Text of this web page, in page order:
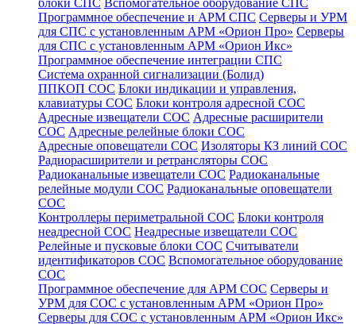
блоки СПС Вспомогательное оборудование СПС
Программное обеспечение и АРМ СПС Серверы и УРМ
для СПС с установленным АРМ «Орион Про» Серверы
для СПС с установленным АРМ «Орион Икс»
Программное обеспечение интеграции СПС
Система охранной сигнализации (Болид)
ППКОП СОС Блоки индикации и управления,
клавиатуры СОС Блоки контроля адресной СОС
Адресные извещатели СОС Адресные расширители
СОС Адресные релейные блоки СОС
Адресные оповещатели СОС Изоляторы КЗ линий СОС
Радиорасширители и ретрансляторы СОС
Радиоканальные извещатели СОС Радиоканальные
релейные модули СОС Радиоканальные оповещатели
СОС
Контроллеры периметральной СОС Блоки контроля
неадресной СОС Неадресные извещатели СОС
Релейные и пусковые блоки СОС Считыватели
идентификаторов СОС Вспомогательное оборудование
СОС
Программное обеспечение для АРМ СОС Серверы и
УРМ для СОС с установленным АРМ «Орион Про»
Серверы для СОС с установленным АРМ «Орион Икс»